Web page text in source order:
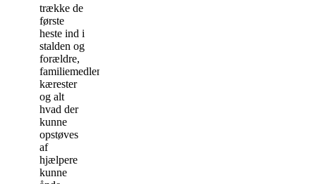
trække de
første
heste ind i
stalden og
forældre,
familiemedlemmer,
kærester
og alt
hvad der
kunne
opstøves
af
hjælpere
kunne